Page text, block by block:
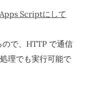
Scriptにして
で、HTTP で通信
理でも実行可能で